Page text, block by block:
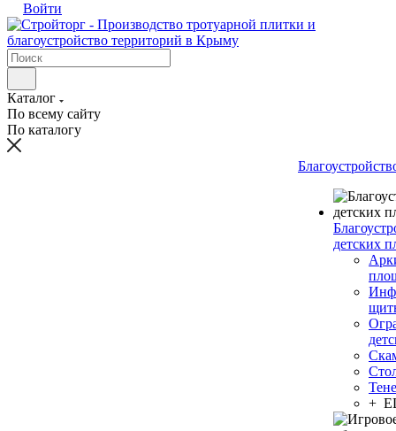
Войти
Каталог
По всему сайту
По каталогу
детских
+